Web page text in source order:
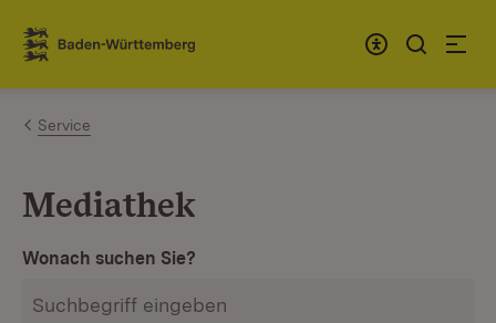
Zum Inhalt springen
Link zur Startseite
Service
Mediathek
Wonach suchen Sie?